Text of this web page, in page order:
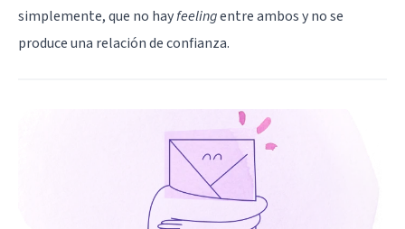
simplemente, que no hayfeelingentre ambos y no se
produce una relación de confianza.